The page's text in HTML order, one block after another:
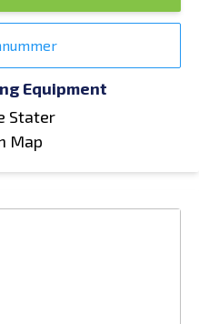
Equipment
Stater
Map